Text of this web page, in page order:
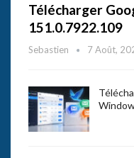
Télécharger
151.0.7922.109
Sebastien 7 Août,